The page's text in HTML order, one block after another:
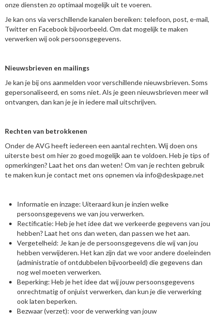
onze diensten zo optimaal mogelijk uit te voeren.
Je kan ons via verschillende kanalen bereiken: telefoon, post, e-mail,
Twitter en Facebook bijvoorbeeld. Om dat mogelijk te maken
verwerken wij ook persoonsgegevens.
Nieuwsbrieven en mailings
Je kan je bij ons aanmelden voor verschillende nieuwsbrieven. Soms
gepersonaliseerd, en soms niet. Als je geen nieuwsbrieven meer wil
ontvangen, dan kan je je in iedere mail uitschrijven.
Rechten van betrokkenen
Onder de AVG heeft iedereen een aantal rechten. Wij doen ons
uiterste best om hier zo goed mogelijk aan te voldoen. Heb je tips of
opmerkingen? Laat het ons dan weten! Om van je rechten gebruik
te maken kun je contact met ons opnemen via info@deskpage.net
Informatie en inzage: Uiteraard kun je inzien welke
persoonsgegevens we van jou verwerken.
Rectificatie: Heb je het idee dat we verkeerde gegevens van jou
hebben? Laat het ons dan weten, dan passen we het aan.
Vergetelheid: Je kan je de persoonsgegevens die wij van jou
hebben verwijderen. Het kan zijn dat we voor andere doeleinden
(administratie of ontdubbelen bijvoorbeeld) die gegevens dan
nog wel moeten verwerken.
Beperking: Heb je het idee dat wij jouw persoonsgegevens
onrechtmatig of onjuist verwerken, dan kun je die verwerking
ook laten beperken.
Bezwaar (verzet): voor de verwerking van jouw